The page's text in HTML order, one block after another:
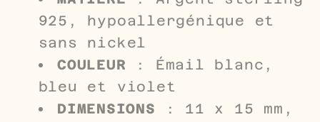
925, hypoallergénique et
sans nickel
COULEUR : Émail blanc,
bleu et violet
DIMENSIONS : 11 x 15 mm,